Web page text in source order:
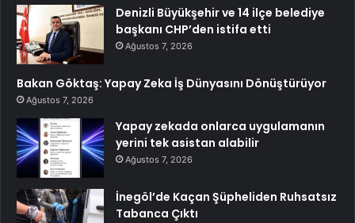
Denizli Büyükşehir ve 14 ilçe belediye
başkanı CHP’den istifa etti
Ağustos 7, 2026
Bakan Göktaş: Yapay Zeka İş Dünyasını Dönüştürüyor
Ağustos 7, 2026
Yapay zekada onlarca uygulamanın
yerini tek asistan alabilir
Ağustos 7, 2026
İnegöl’de Kaçan Şüpheliden Ruhsatsız
Tabanca Çıktı